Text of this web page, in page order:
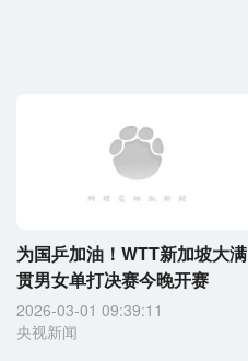
为国乒加油！WTT新加坡大满
贯男女单打决赛今晚开赛
2026-03-01 09:39:11
央视新闻